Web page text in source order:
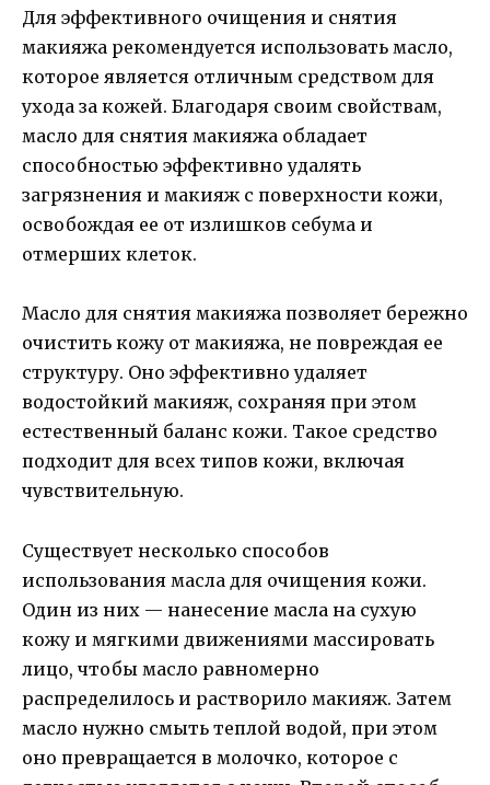
Для эффективного очищения и снятия
макияжа рекомендуется использовать масло,
которое является отличным средством для
ухода за кожей. Благодаря своим свойствам,
масло для снятия макияжа обладает
способностью эффективно удалять
загрязнения и макияж с поверхности кожи,
освобождая ее от излишков себума и
отмерших клеток.
Масло для снятия макияжа позволяет бережно
очистить кожу от макияжа, не повреждая ее
структуру. Оно эффективно удаляет
водостойкий макияж, сохраняя при этом
естественный баланс кожи. Такое средство
подходит для всех типов кожи, включая
чувствительную.
Существует несколько способов
использования масла для очищения кожи.
Один из них — нанесение масла на сухую
кожу и мягкими движениями массировать
лицо, чтобы масло равномерно
распределилось и растворило макияж. Затем
масло нужно смыть теплой водой, при этом
оно превращается в молочко, которое с